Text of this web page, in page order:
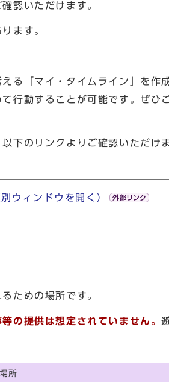
認いただけます。
ます。
る「マイ・タイムライン」を作
行動することが可能です。ぜひ
下のリンクよりご確認いただけ
ウィンドウを開く）
ための場所です。
等の提供は想定されていません。
所